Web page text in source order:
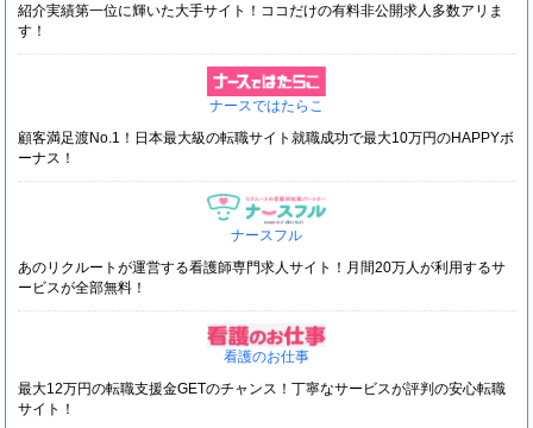
紹介実績第一位に輝いた大手サイト！ココだけの有料非公開求人多数アリま
す！
ナースではたらこ
顧客満足渡No.1！日本最大級の転職サイト就職成功で最大10万円のHAPPYボ
ーナス！
ナースフル
あのリクルートが運営する看護師専門求人サイト！月間20万人が利用するサ
ービスが全部無料！
看護のお仕事
最大12万円の転職支援金GETのチャンス！丁寧なサービスが評判の安心転職
サイト！